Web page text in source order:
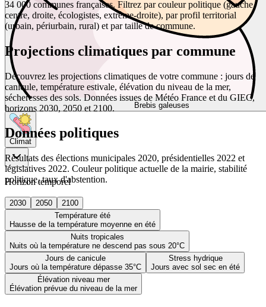
Brebis galeuses
Climat
Horizon temporel
2030 2050
2100
Température été
Hausse de la température moyenne en été
Nuits tropicales
Nuits où la température ne descend pas sous 20°C
Jours de canicule
Jours où la température dépasse 35°C
Stress hydrique
Jours avec sol sec en été
Élévation niveau mer
Élévation prévue du niveau de la mer
34 000 communes françaises. Filtrez par couleur politique (gauche,
centre, droite, écologistes, extrême-droite), par profil territorial
(urbain, périurbain, rural) et par taille de commune.
Projections climatiques par commune
Découvrez les projections climatiques de votre commune : jours de
canicule, température estivale, élévation du niveau de la mer,
sécheresses des sols. Données issues de Météo France et du GIEC,
horizons 2030, 2050 et 2100.
Données politiques
Résultats des élections municipales 2020, présidentielles 2022 et
législatives 2022. Couleur politique actuelle de la mairie, stabilité
politique, taux d'abstention.